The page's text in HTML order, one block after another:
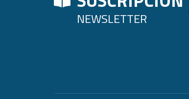
NEWSLETTER